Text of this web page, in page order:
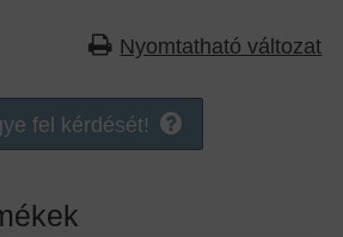
Nyomtatható változat
fel kérdését!